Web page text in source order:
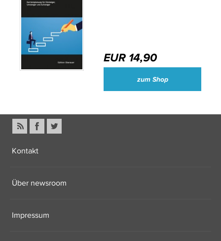
EUR 14,90
zum Shop
Kontakt
Über newsroom
Impressum